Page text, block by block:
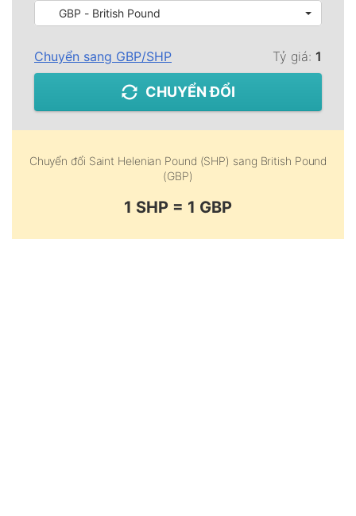
GBP - British Pound
Chuyển sang GBP/SHP Tỷ giá: 1
CHUYỂN ĐỔI
Chuyển đổi Saint Helenian Pound (SHP) sang British Pound
(GBP)
1 SHP = 1 GBP